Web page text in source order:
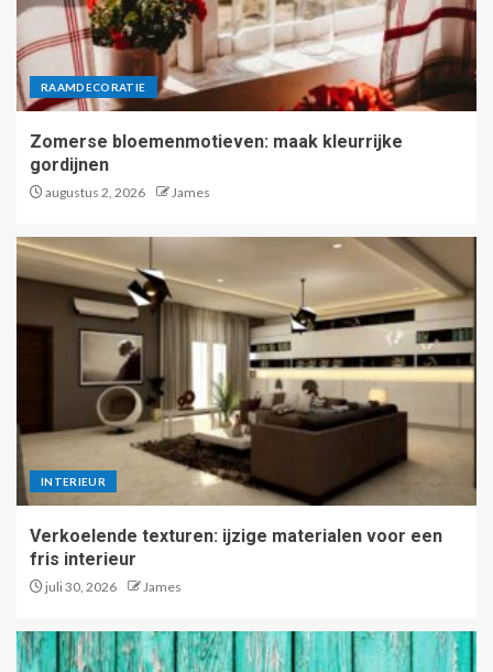
RAAMDECORATIE
Zomerse bloemenmotieven: maak kleurrijke
gordijnen
augustus 2, 2026 James
INTERIEUR
Verkoelende texturen: ijzige materialen voor een
fris interieur
juli 30, 2026 James